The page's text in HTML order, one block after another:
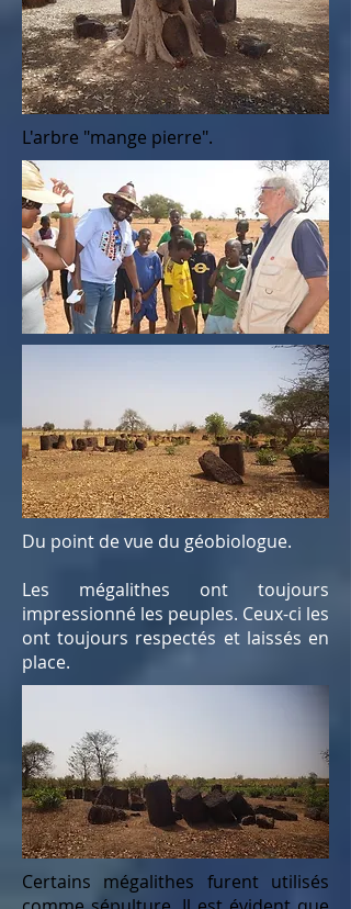
L'arbre "mange pierre".
Du point de vue du géobiologue.
Les mégalithes ont toujours
impressionné les peuples. Ceux-ci les
ont toujours respectés et laissés en
place.
Certains mégalithes furent utilisés